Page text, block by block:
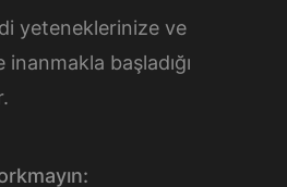
yeteneklerinize ve
başladığı